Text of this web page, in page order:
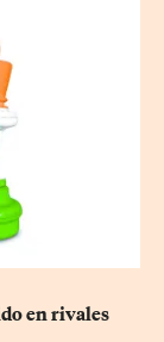
en rivales